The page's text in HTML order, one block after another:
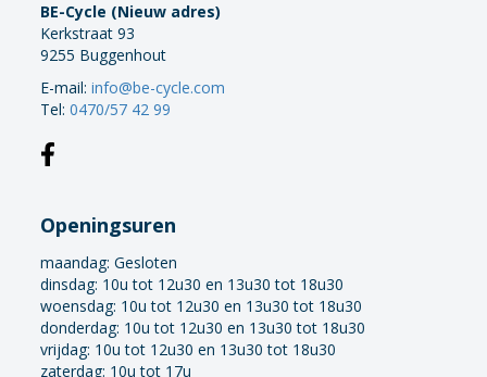
BE-Cycle (Nieuw adres)
Kerkstraat 93
9255 Buggenhout
E-mail:info@be-cycle.com
Tel:0470/57 42 99
Openingsuren
maandag:Gesloten
dinsdag: 10u tot 12u30 en 13u30 tot 18u30
woensdag: 10u tot 12u30 en 13u30 tot 18u30
donderdag: 10u tot 12u30 en 13u30 tot 18u30
vrijdag: 10u tot 12u30 en 13u30 tot 18u30
zaterdag: 10u tot 17u